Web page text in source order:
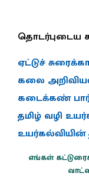
தொடர்புடைய
ஏட்டுச்
கலை
கடைக்கண்
தமிழ் வழி
எங்கள்